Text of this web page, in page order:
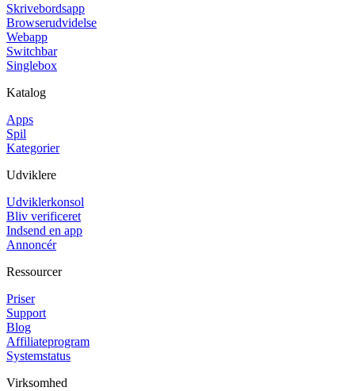
Skrivebordsapp
Browserudvidelse
Webapp
Switchbar
Singlebox
Katalog
Apps
Spil
Kategorier
Udviklere
Udviklerkonsol
Bliv verificeret
Indsend en app
Annoncér
Ressourcer
Priser
Support
Blog
Affiliateprogram
Systemstatus
Virksomhed